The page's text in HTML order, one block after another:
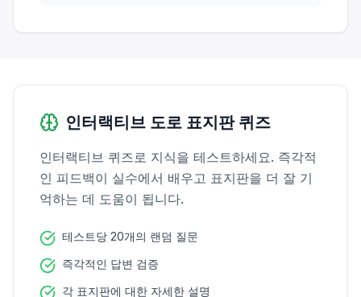
인터랙티브 도로 표지판 퀴즈
인터랙티브 퀴즈로 지식을 테스트하세요. 즉각적
인 피드백이 실수에서 배우고 표지판을 더 잘 기
억하는 데 도움이 됩니다.
테스트당 20개의 랜덤 질문
즉각적인 답변 검증
각 표지판에 대한 자세한 설명